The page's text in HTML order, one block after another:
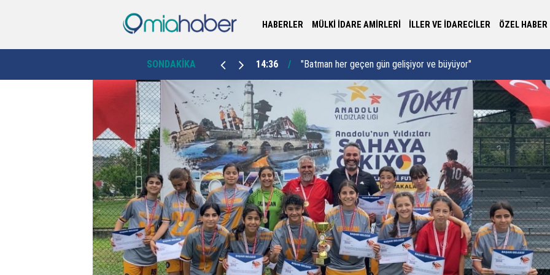
HABERLER MÜLKİ İDARE AMİRLERİ İLLER VE İDARECİLER ÖZEL HABER
SONDAKİKA
"Batman her geçen gün gelişiyor ve büyüyor" 12:52
"Türkiye Yüzyılı hedefleri doğrultusunda
toprağımızı verimli kullanmalıyız"